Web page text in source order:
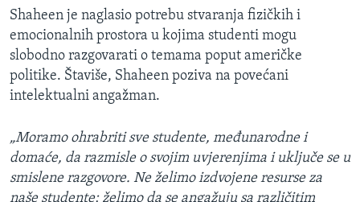
Shaheen je naglasio potrebu stvaranja fizičkih i
emocionalnih prostora u kojima studenti mogu
slobodno razgovarati o temama poput američke
politike. Štaviše, Shaheen poziva na povećani
intelektualni angažman.
„Moramo ohrabriti sve studente, međunarodne i
domaće, da razmisle o svojim uvjerenjima i uključe se u
smislene razgovore. Ne želimo izdvojene resurse za
naše studente; želimo da se angažuju sa različitim